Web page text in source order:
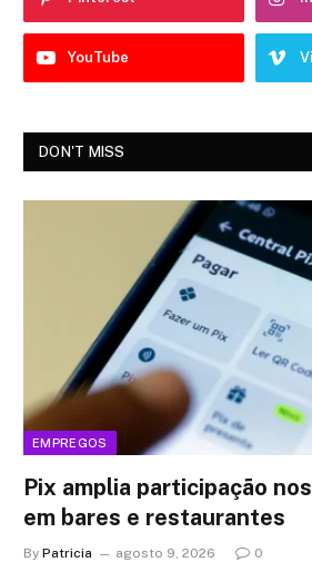
YouTube
DON'T MISS
EMPREGOS
Pix amplia participação
em bares e restaurantes
By Patricia agosto 9, 2026 0